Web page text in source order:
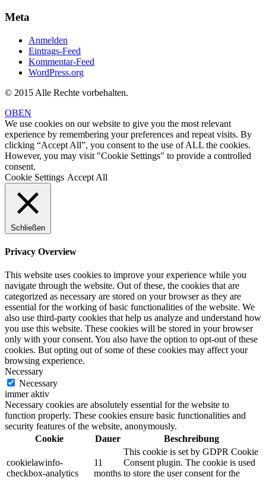
Meta
Anmelden
Eintrags-Feed
Kommentar-Feed
WordPress.org
© 2015 Alle Rechte vorbehalten.
OBEN
We use cookies on our website to give you the most relevant
experience by remembering your preferences and repeat visits. By
clicking “Accept All”, you consent to the use of ALL the cookies.
However, you may visit "Cookie Settings" to provide a controlled
consent.
Cookie Settings Accept All
Schließen
Privacy Overview
This website uses cookies to improve your experience while you
navigate through the website. Out of these, the cookies that are
categorized as necessary are stored on your browser as they are
essential for the working of basic functionalities of the website. We
also use third-party cookies that help us analyze and understand how
you use this website. These cookies will be stored in your browser
only with your consent. You also have the option to opt-out of these
cookies. But opting out of some of these cookies may affect your
browsing experience.
Necessary
Necessary
immer aktiv
Necessary cookies are absolutely essential for the website to
function properly. These cookies ensure basic functionalities and
security features of the website, anonymously.
Cookie
Dauer Beschreibung
cookielawinfo-
checkbox-analytics
11
months
This cookie is set by GDPR Cookie
Consent plugin. The cookie is used
to store the user consent for the